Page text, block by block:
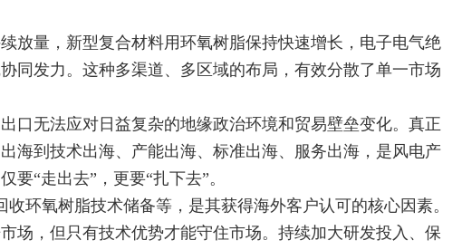
量，新型复合材料用环氧树脂保持快速增长，电子电气绝
同发力。这种多渠道、多区域的布局，有效分散了单一市场
无法应对日益复杂的地缘政治环境和贸易壁垒变化。真正
海到技术出海、产能出海、标准出海、服务出海，是风电产
要“走出去”，更要“扎下去”。
氧树脂技术储备等，是其获得海外客户认可的核心因素。
场，但只有技术优势才能守住市场。持续加大研发投入、保